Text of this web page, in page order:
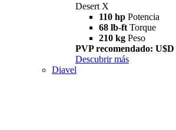
Desert X
110 hp Potencia
68 lb-ft Torque
210 kg Peso
PVP recomendado: U$D
Descubrir más
Diavel